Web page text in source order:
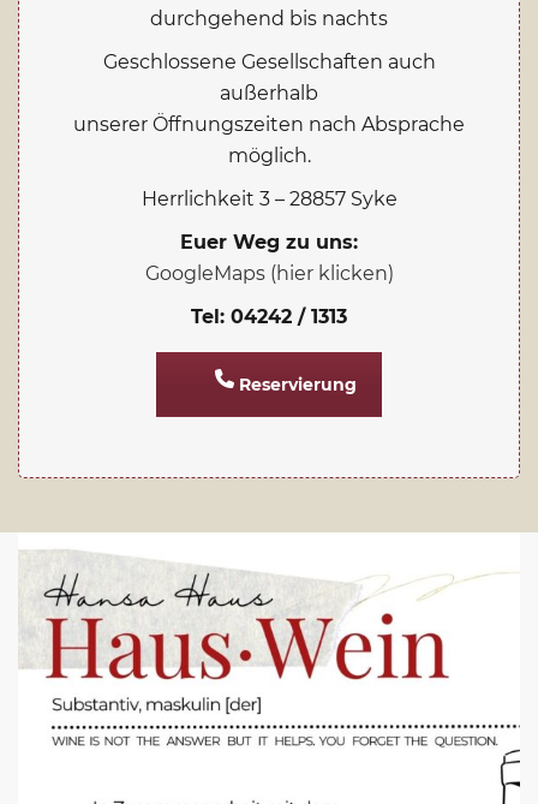
durchgehend bis nachts
Geschlossene Gesellschaften auch
außerhalb
unserer Öffnungszeiten nach Absprache
möglich.
Herrlichkeit 3 – 28857 Syke
Euer Weg zu uns:
GoogleMaps (hier klicken)
Tel: 04242 / 1313
Reservierung